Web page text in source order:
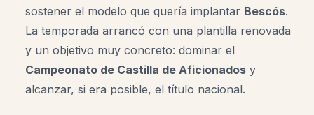
sostener el modelo que quería implantar Bescós.
La temporada arrancó con una plantilla renovada
y un objetivo muy concreto: dominar el
Campeonato de Castilla de Aficionados y
alcanzar, si era posible, el título nacional.